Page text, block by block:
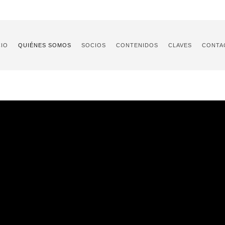
QUIÉNES SOMOS SOCIOS CONTENIDOS CLAVES